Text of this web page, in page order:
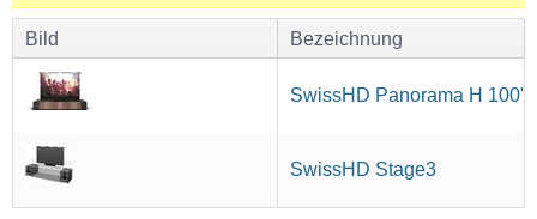
Bild Bezeichnung
SwissHD Panorama H 100"
SwissHD Stage3